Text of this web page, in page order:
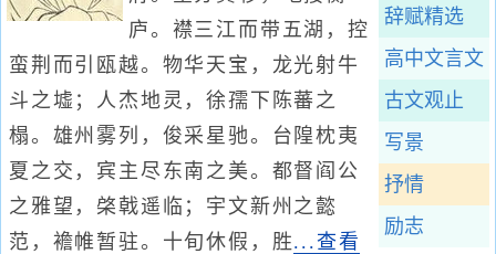
辞赋精选
高中文言文
古文观止
写景
抒情
励志
庐。襟三江而带五湖，控
蛮荆而引瓯越。物华天宝，龙光射牛
斗之墟；人杰地灵，徐孺下陈蕃之
榻。雄州雾列，俊采星驰。台隍枕夷
夏之交，宾主尽东南之美。都督阎公
之雅望，棨戟遥临；宇文新州之懿
范，襜帷暂驻。十旬休假，胜...查看